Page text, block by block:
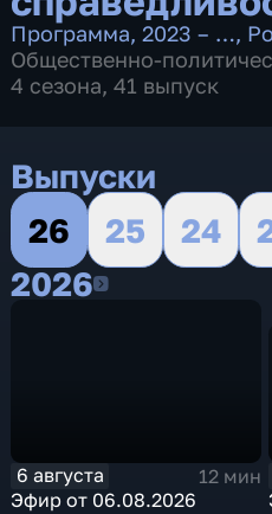
Программа,2023 – …,
Общественно-
4 сезона, 41 выпуск
Выпуски
26
25 24
20262026
6 августа
12 мин
Эфир от 06.08.2026